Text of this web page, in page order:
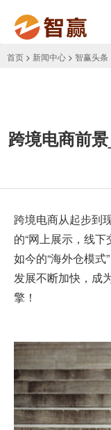
首页 > 新闻中心 > 智赢头条
跨境电商前
跨境电商从起步到
的“网上展示，线下
如今的“海外仓模
发展不断加快，成
擎！